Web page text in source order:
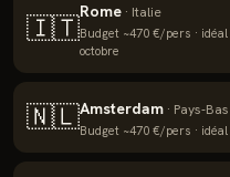
🇮🇹Rome · Italie
Budget ~470 €/pers · idéal
octobre
🇳🇱Amsterdam · Pays-Bas
Budget ~470 €/pers · idéal